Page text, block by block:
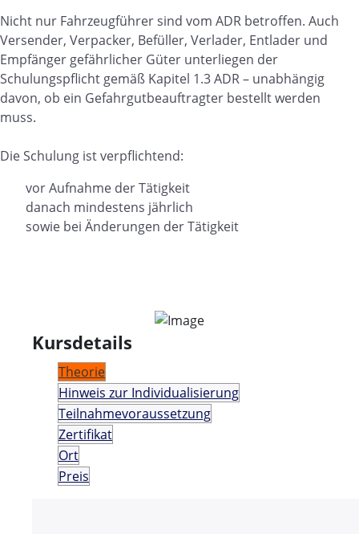
Nicht nur Fahrzeugführer sind vom ADR betroffen. Auch
Versender, Verpacker, Befüller, Verlader, Entlader und
Empfänger gefährlicher Güter unterliegen der
Schulungspflicht gemäß Kapitel 1.3 ADR – unabhängig
davon, ob ein Gefahrgutbeauftragter bestellt werden
muss.
Die Schulung ist verpflichtend:
vor Aufnahme der Tätigkeit
danach mindestens jährlich
sowie bei Änderungen der Tätigkeit
Kursdetails
Theorie
Hinweis zur Individualisierung
Teilnahmevoraussetzung
Zertifikat
Ort
Preis